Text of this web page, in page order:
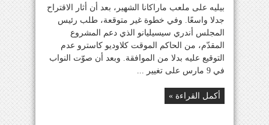
بيليه على ملعب ماراكانا الشهير، بعد أن أثار الاقتراح
جدلا واسعًا. وفي خطوة غير متوقعة، طلب رئيس
المجلس أندري سيسيليانو الذي دعم المشروع
المقدّم، من الحاكم الموقت كلاوديو كاسترو عدم
التوقيع عليه بدلا من الموافقة. وبعد أن صوّت النواب
في 9 مارس على تغيير ...
أكمل القراءة »